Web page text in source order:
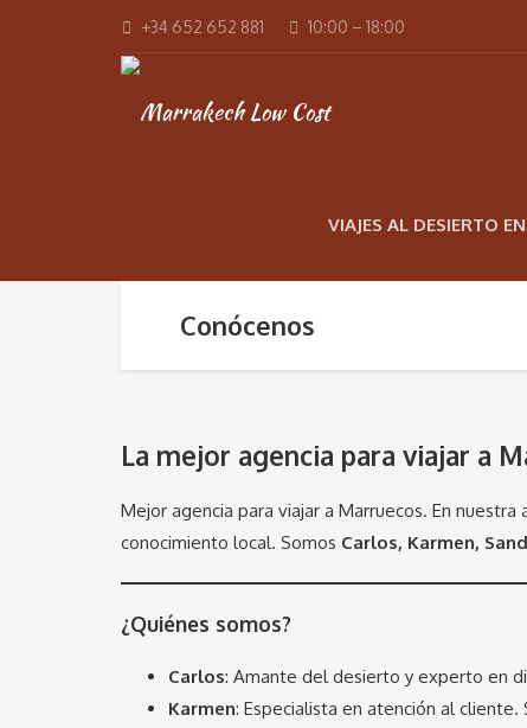
+34 652 652 881 10:00 – 18:00
VIAJES AL DESIERTO
Conócenos
La mejor agencia para viajar a
Mejor agencia para viajar a Marruecos. En
conocimiento local. Somos Carlos, Karmen,
¿Quiénes somos?
Carlos: Amante del desierto y experto en
Karmen: Especialista en atención al